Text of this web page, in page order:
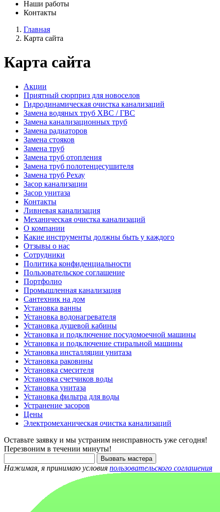
Наши работы
Контакты
Главная
Карта сайта
Карта сайта
Акции
Приятный сюрприз для новоселов
Гидродинамическая очистка канализаций
Замена водяных труб ХВС / ГВС
Замена канализационных труб
Замена радиаторов
Замена стояков
Замена труб
Замена труб отопления
Замена труб полотенцесушителя
Замена труб Рехау
Засор канализации
Засор унитаза
Контакты
Ливневая канализация
Механическая очистка канализаций
О компании
Какие инструменты должны быть у каждого
Отзывы о нас
Сотрудники
Политика конфиденциальности
Пользовательское соглашение
Портфолио
Промышленная канализация
Сантехник на дом
Установка ванны
Установка водонагревателя
Установка душевой кабины
Установка и подключение посудомоечной машины
Установка и подключение стиральной машины
Установка инсталляции унитаза
Установка раковины
Установка смесителя
Установка счетчиков воды
Установка унитаза
Установка фильтра для воды
Устранение засоров
Цены
Электромеханическая очистка канализаций
Оставьте заявку и мы устраним неисправность уже сегодня!
Перезвоним в течении минуты!
Вызвать мастера
Нажимая, я принимаю условия пользовательского соглашения